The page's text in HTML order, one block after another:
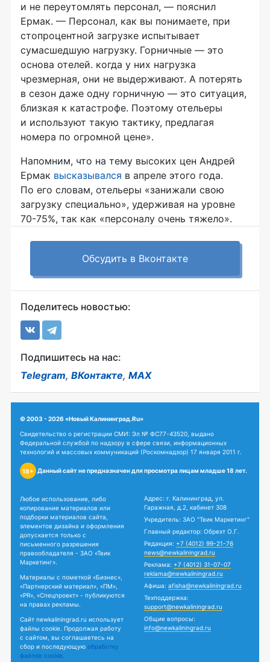
и не переутомлять персонал, — пояснил
Ермак. — Персонал, как вы понимаете, при
стопроцентной загрузке испытывает
сумасшедшую нагрузку. Горничные — это
основа отелей. когда у них нагрузка
чрезмерная, они не выдерживают. А потерять
в сезон даже одну горничную — это ситуация,
близкая к катастрофе. Поэтому отельеры
и используют такую тактику, предлагая
номера по огромной цене».
Напомним, что на тему высоких цен Андрей
Ермак высказывался в апреле этого года.
По его словам, отельеры «занижали свою
загрузку специально», удерживая на уровне
70-75%, так как «персоналу очень тяжело».
Обсудить в Вконтакте
Поделитесь новостью:
Подпишитесь на нас:
Telegram, ВКонтакте, MAX
© 2003 - 2026 «Новый Калининград.Ru»
Свидетельство о регистрации СМИ: Эл № ФС77-43520, выдано
Федеральной службой по надзору в сфере связи, информационных
технологий и массовых коммуникаций (Роскомнадзор) 17 января 2011 г.
18+ Данный сайт не предназначен для просмотра лицам младше 18 лет.
Любое использование, либо
копирование материалов или
подборки материалов сайта,
элементов дизайна и оформления
допускается только с
письменного разрешения
правообладателя - ЗАО «Твик
Маркетинг».
Материалы с пометкой «Бизнес»,
«Партнерский материал», «ПМ»,
«PR», «Спецпроект» - публикуются
на правах рекламы.
Сайт newkaliningrad.ru использует
файлы cookie. Продолжая работу
с сайтом, вы соглашаетесь на
сбор и последующую обработку
файлов cookie.
Адрес: г. Калининград, ул.
Гаражная, д.2, кабинет 308
Учредитель: ЗАО "Твик Маркетинг"
Главный редактор: Обрехт О.Г.
Редакция: +7 (4012) 99-21-76
news@newkaliningrad.ru
Реклама: +7 (4012) 31-07-07
reklama@newkaliningrad.ru
Афиша: afisha@newkaliningrad.ru
Техподдержка:
support@newkaliningrad.ru
Общие вопросы:
info@newkaliningrad.ru